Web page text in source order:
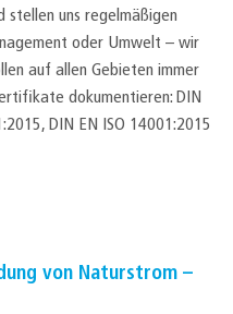
uns regelmäßigen
oder Umwelt – wir
auf allen Gebieten immer
dokumentieren: DIN
DIN EN ISO 14001:2015
von Naturstrom –